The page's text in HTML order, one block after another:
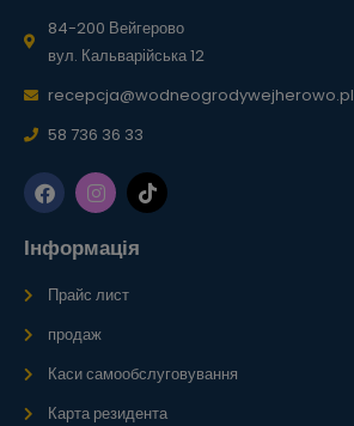
84-200 Вейгерово
вул. Кальварійська 12
recepcja@wodneogrodywejherowo.pl
58 736 36 33
Інформація
Прайс лист
продаж
Каси самообслуговування
Карта резидента